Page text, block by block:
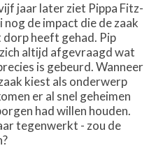
jaar later ziet Pippa Fitz-
nog de impact die de zaak
dorp heeft gehad. Pip
altijd afgevraagd wat
is gebeurd. Wanneer
kiest als onderwerp
er al snel geheimen
had willen houden.
tegenwerkt - zou de